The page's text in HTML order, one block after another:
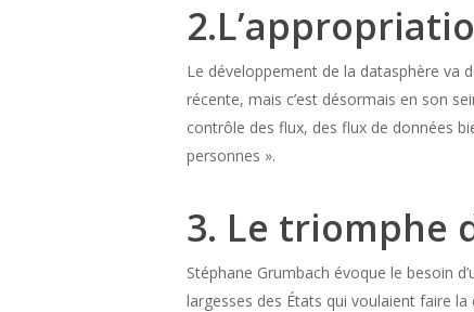
Le développement de la datasphère va
récente, mais c’est désormais en son
contrôle des flux, des flux de données
personnes ».
3. Le triomphe
Stéphane Grumbach évoque le besoin
largesses des États qui voulaient faire